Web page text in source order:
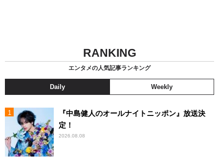
RANKING
エンタメの人気記事ランキング
Daily Weekly
『中島健人のオールナイトニッポン』放送決
定！
2026.08.08